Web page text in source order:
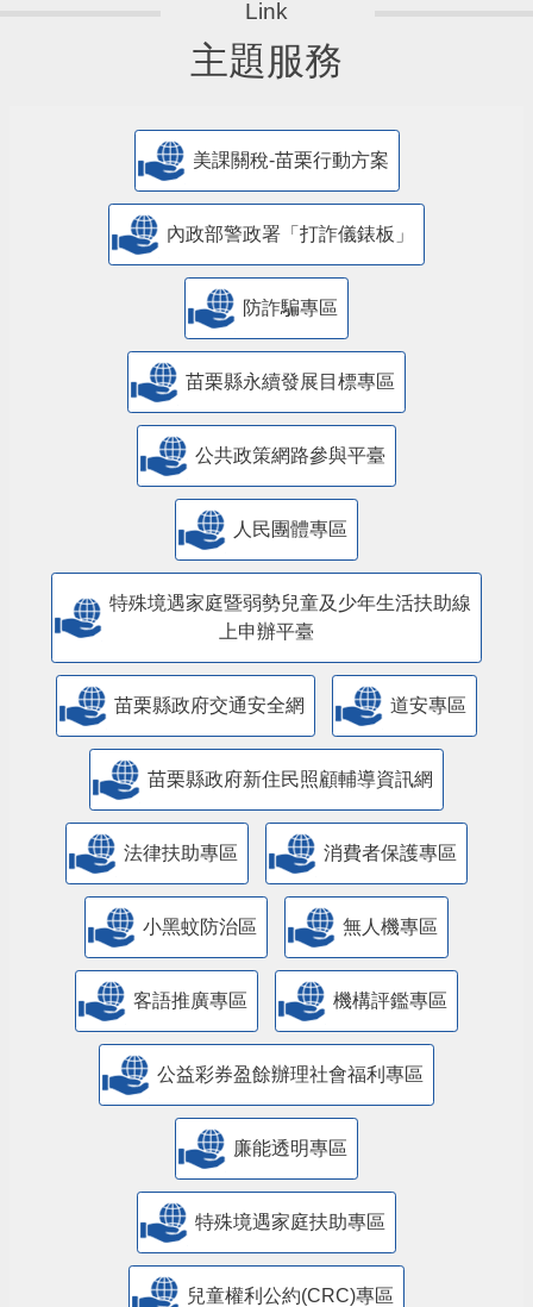
主題服務
美課關稅-苗栗行動方案
內政部警政署「打詐儀錶板」
防詐騙專區
苗栗縣永續發展目標專區
公共政策網路參與平臺
人民團體專區
特殊境遇家庭暨弱勢兒童及少年生活扶助線
上申辦平臺
苗栗縣政府交通安全網 道安專區
苗栗縣政府新住民照顧輔導資訊網
法律扶助專區 消費者保護專區
小黑蚊防治區 無人機專區
客語推廣專區 機構評鑑專區
公益彩券盈餘辦理社會福利專區
廉能透明專區
特殊境遇家庭扶助專區
兒童權利公約(CRC)專區